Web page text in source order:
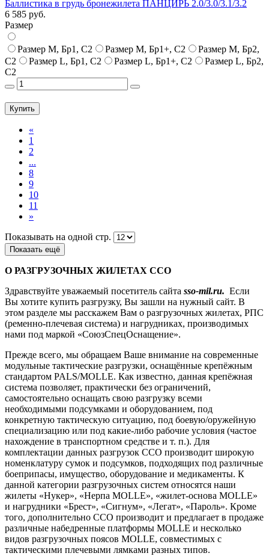
Баллистика в грудь бронежилета ПАНЦИРЬ 2.0/3.0/3.1/3.2
6 585 руб.
Размер
Размер M, Бр1, С2 Размер M, Бр1+, С2
Размер M, Бр2,
С2
Размер L, Бр1, С2 Размер L, Бр1+, С2
Размер L, Бр2,
С2
Купить
«
1
2
...
8
9
10
11
»
Показывать на одной стр.
Показать ещё
О РАЗГРУЗОЧНЫХ ЖИЛЕТАХ ССО
Здравствуйте уважаемый посетитель сайта sso-mil.ru. Если
Вы хотите купить разгрузку, Вы зашли на нужный сайт. В
этом разделе мы расскажем Вам о разгрузочных жилетах, РПС
(ременно-плечевая система) и нагрудниках, производимых
нами под маркой «СоюзСпецОснащение».
Прежде всего, мы обращаем Ваше внимание на современные
модульные тактические разгрузки, оснащённые крепёжным
стандартом PALS/MOLLE. Как известно, данная крепёжная
система позволяет, практически без ограничений,
самостоятельно оснащать свою разгрузку всеми
необходимыми подсумками и оборудованием, под
конкретную тактическую ситуацию, под боевую/оружейную
специализацию или под какие-либо рабочие условия (частое
нахождение в транспортном средстве и т. п.). Для
комплектации данных разгрузок ССО производит широкую
номенклатуру сумок и подсумков, подходящих под различные
боеприпасы, имущество, оборудование и медикаменты. К
данной категории разгрузочных систем относятся наши
жилеты «Нукер», «Нерпа MOLLE», «жилет-основа MOLLE»
и нагрудники «Брест», «Сигнум», «Легат», «Пароль». Кроме
того, дополнительно ССО производит и предлагает в продаже
различные набедренные платформы MOLLE и несколько
видов разгрузочных поясов MOLLE, совместимых с
тактическими плечевыми лямками разных типов.